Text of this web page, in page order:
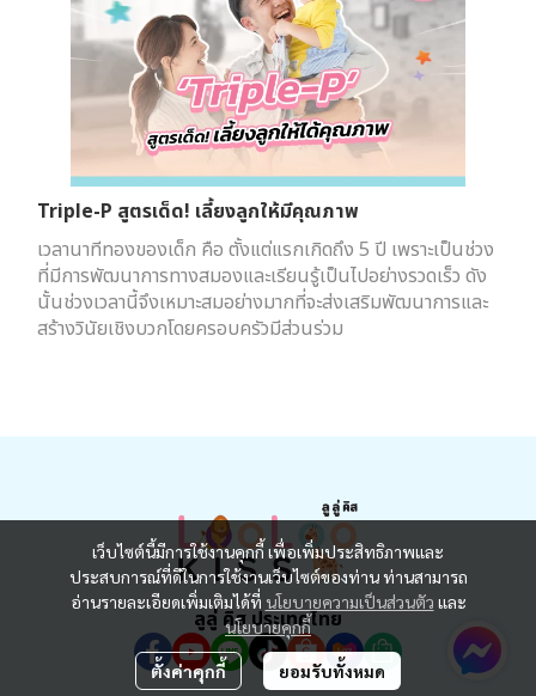
Triple-P สูตรเด็ด! เลี้ยงลูกให้มีคุณภาพ
เวลานาทีทองของเด็ก คือ ตั้งแต่แรกเกิดถึง 5 ปี เพราะเป็นช่วง
ที่มีการพัฒนาการทางสมองและเรียนรู้เป็นไปอย่างรวดเร็ว ดัง
นั้นช่วงเวลานี้จึงเหมาะสมอย่างมากที่จะส่งเสริมพัฒนาการและ
สร้างวินัยเชิงบวกโดยครอบครัวมีส่วนร่วม
เว็บไซต์นี้มีการใช้งานคุกกี้ เพื่อเพิ่มประสิทธิภาพและ
ประสบการณ์ที่ดีในการใช้งานเว็บไซต์ของท่าน ท่านสามารถ
อ่านรายละเอียดเพิ่มเติมได้ที่ นโยบายความเป็นส่วนตัว และ
นโยบายคุกกี้
ตั้งค่าคุกกี้ ยอมรับทั้งหมด
ลูลู่ คิส ประเทศไทย